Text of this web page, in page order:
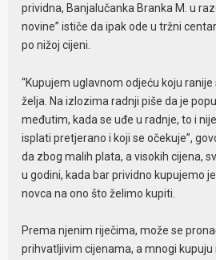
prividna, Banjalučanka Branka M. u
novine” ističe da ipak ode u tržni
po nižoj cijeni.
“Kupujem uglavnom odjeću koju
želja. Na izlozima radnji piše da je
međutim, kada se uđe u radnje, to i
isplati pretjerano i koji se očekuje”,
da zbog malih plata, a visokih cijena,
u godini, kada bar prividno kupujemo
novca na ono što želimo kupiti.
Prema njenim riječima, može se
prihvatljivim cijenama, a mnogi